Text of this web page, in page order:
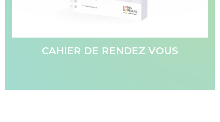
CAHIER DE RENDEZ VOUS